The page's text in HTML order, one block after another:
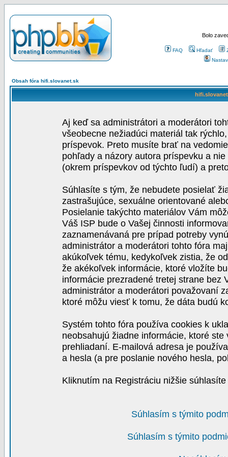
Bolo
FAQ Hľadať
Obsah fóra hifi.slovanet.sk
Aj keď sa administrátori a moderátori
všeobecne nežiadúci materiál tak
príspevok. Preto musíte brať na
pohľady a názory autora príspevku a
(okrem príspevkov od týchto ľudí) a
Súhlasíte s tým, že nebudete posielať
zastrašujúce, sexuálne orientované
Posielanie takýchto materiálov Vám
Váš ISP bude o Vašej činnosti
zaznamenávaná pre prípad potreby
administrátor a moderátori tohto fóra
akúkoľvek tému, kedykoľvek zistia, že
že akékoľvek informácie, ktoré vložíte
informácie prezradené tretej strane bez
administrátor a moderátori považovaní
ktoré môžu viesť k tomu, že dáta budú
Systém tohto fóra používa cookies k
neobsahujú žiadne informácie, ktoré
prehliadaní. E-mailová adresa je
a hesla (a pre poslanie nového hesla,
Kliknutím na Registráciu nižšie
Súhlasím s týmito
Súhlasím s týmito